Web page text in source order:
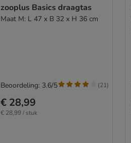
zooplus Basics draagtas
Maat M: L 47 x B 32 x H 36 cm
€ 28,99
€ 28,99 / stuk
Beoordeling: 3.6/5 (21)